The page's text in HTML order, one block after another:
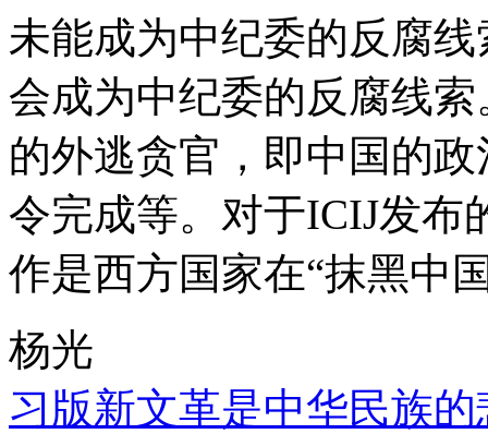
未能成为中纪委的反腐
会成为中纪委的反腐线
的外逃贪官，即中国的
令完成等。对于ICIJ发布
作是西方国家在“抹黑中
杨光
习版新文革是中华民族的